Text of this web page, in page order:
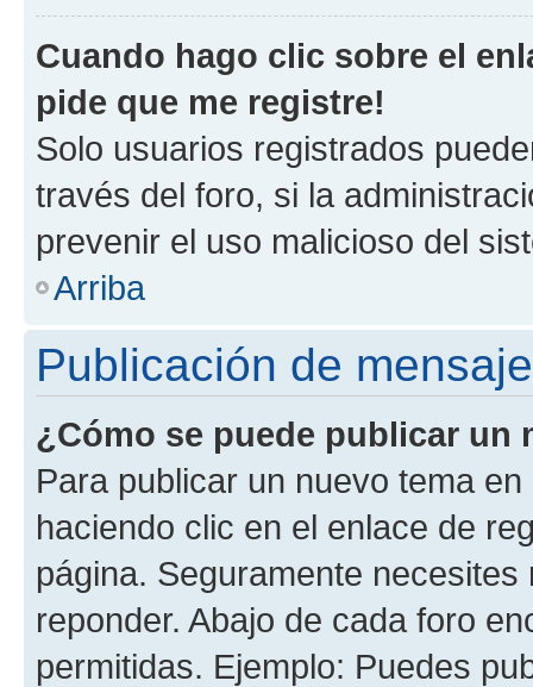
Cuando hago clic sobre el
pide que me registre!
Solo usuarios registrados
través del foro, si la
prevenir el uso malicioso del
Arriba
Publicación de
¿Cómo se puede publicar un
Para publicar un nuevo tema
haciendo clic en el enlace de
página. Seguramente
reponder. Abajo de cada foro
permitidas. Ejemplo: Puedes